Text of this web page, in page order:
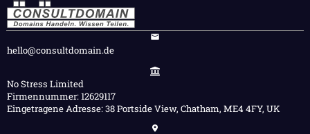
hello@consultdomain.de
No Stress Limited
Firmennummer: 12629117
Eingetragene Adresse: 38 Portside View, Chatham, ME4 4FY, UK